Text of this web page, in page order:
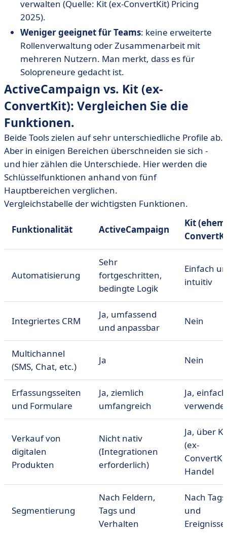
verwalten (Quelle: Kit (ex-ConvertKit) Pricing
2025).
Weniger geeignet für Teams: keine erweiterte
Rollenverwaltung oder Zusammenarbeit mit
mehreren Nutzern. Man merkt, dass es für
Solopreneure gedacht ist.
ActiveCampaign vs. Kit (ex-
ConvertKit): Vergleichen Sie die
Funktionen.
Beide Tools zielen auf sehr unterschiedliche Profile ab.
Aber in einigen Bereichen überschneiden sie sich -
und hier zählen die Unterschiede. Hier werden die
Schlüsselfunktionen anhand von fünf
Hauptbereichen verglichen.
Vergleichstabelle der wichtigsten Funktionen.
Funktionalität ActiveCampaign
Kit
Automatisierung
Sehr
fortgeschritten,
bedingte Logik
Einfach
intuitiv
Integriertes CRM
Ja, umfassend
und anpassbar
Nein
Multichannel
(SMS, Chat, etc.)
Ja Nein
Erfassungsseiten
und Formulare
Ja, ziemlich
umfangreich
Ja,
Verkauf von
digitalen
Produkten
Nicht nativ
(Integrationen
erforderlich)
Ja, über
(ex-
Handel
Segmentierung
Nach Feldern,
Tags und
Verhalten
Nach Tags
und